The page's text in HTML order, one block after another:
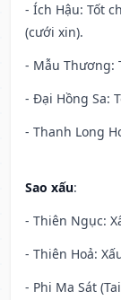
- Ích Hậu: Tốt
(cưới xin).
- Mẫu Thương:
- Đại Hồng Sa:
- Thanh Long
Sao xấu:
- Thiên Ngục:
- Thiên Hoả:
- Phi Ma Sát